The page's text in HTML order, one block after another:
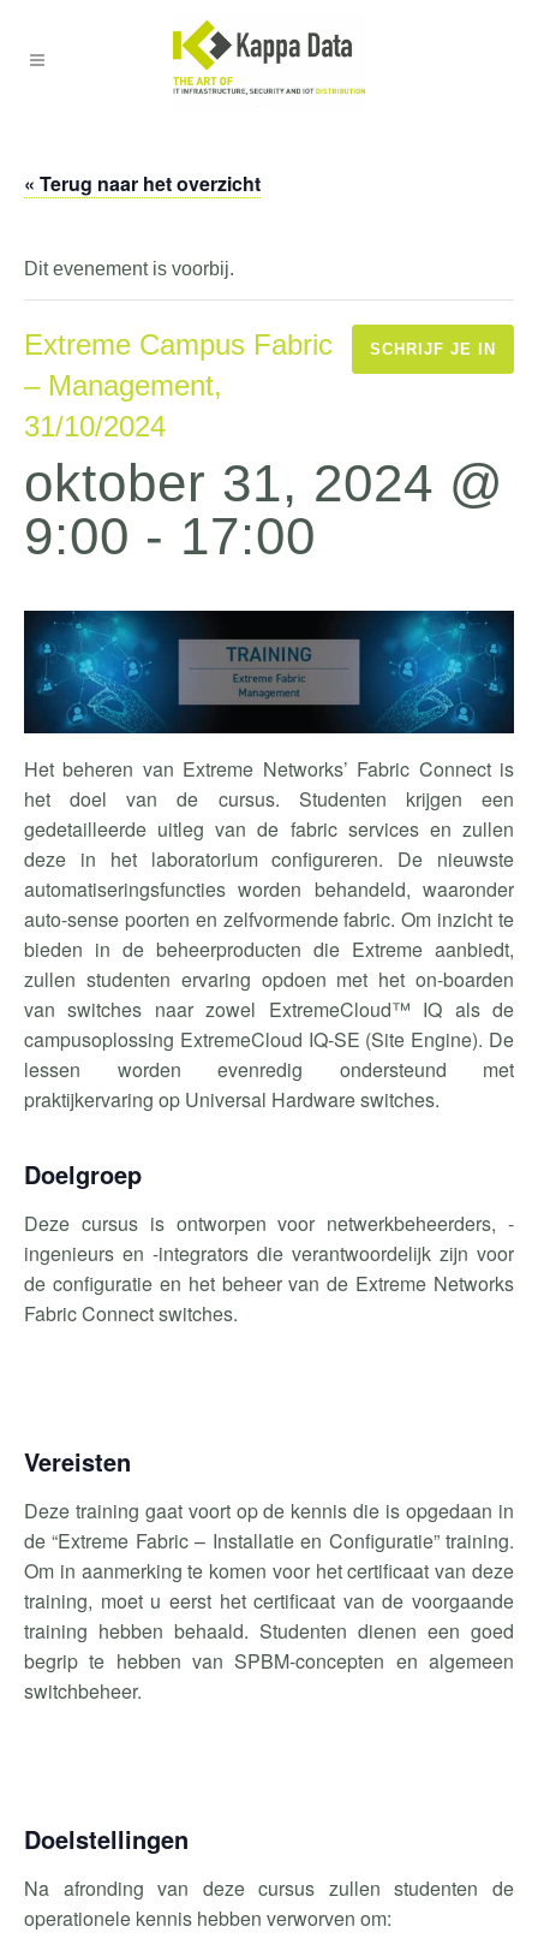
« Terug naar het overzicht
Dit evenement is voorbij.
SCHRIJF JE IN
Extreme Campus Fabric
– Management,
31/10/2024
oktober 31, 2024 @
9:00 - 17:00
Het beheren van Extreme Networks’ Fabric Connect is
het doel van de cursus. Studenten krijgen een
gedetailleerde uitleg van de fabricservices en zullen
deze in het laboratorium configureren. De nieuwste
automatiseringsfuncties worden behandeld, waaronder
auto-sense poorten en zelfvormende fabric. Om inzicht te
bieden in de beheerproducten die Extreme aanbiedt,
zullen studenten ervaring opdoen met het on-boarden
van switches naar zowel ExtremeCloud™ IQ als de
campusoplossing ExtremeCloud IQ-SE (Site Engine). De
lessen worden evenredig ondersteund met
praktijkervaring op Universal Hardwareswitches.
Doelgroep
Deze cursus is ontworpen voor netwerkbeheerders, -
ingenieurs en -integrators die verantwoordelijk zijn voor
de configuratie en het beheer van de Extreme Networks
FabricConnect switches.
Vereisten
Deze training gaat voort op de kennis die is opgedaan in
de “Extreme Fabric – Installatie en Configuratie” training.
Om in aanmerking te komen voor het certificaat van deze
training, moet u eerst het certificaat van de voorgaande
training hebben behaald. Studenten dienen een goed
begrip te hebben van SPBM-concepten en algemeen
switchbeheer.
Doelstellingen
Na afronding van deze cursus zullen studenten de
operationele kennis hebben verworven om: